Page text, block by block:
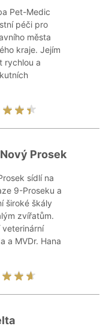
Pet-Medic
péči pro
města
kraje. Jejím
rychlou a
Prosek
sídlí na
9-Proseku a
široké škály
zvířatům.
veterinární
a MVDr. Hana